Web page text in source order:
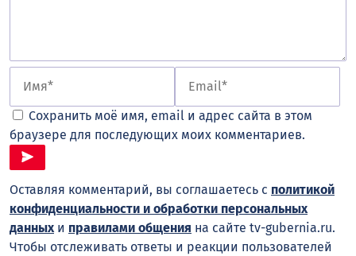
Сохранить моё имя, email и адрес сайта в этом
браузере для последующих моих комментариев.
Оставляя комментарий, вы соглашаетесь с политикой
конфиденциальности и обработки персональных
данных и правилами общения на сайте tv-gubernia.ru.
Чтобы отслеживать ответы и реакции пользователей